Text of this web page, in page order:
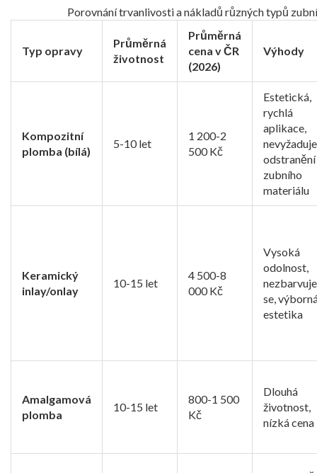
Porovnání trvanlivosti a nákladů různých typů
Typ opravy
Průměrná
životnost
Průměrná
cena v ČR
(2026)
Výhody
Kompozitní
plomba (bílá)
5-10 let
1 200-2
500 Kč
Estetická,
rychlá
aplikace,
nevyžaduje
odstranění
zubního
materiálu
Keramický
inlay/onlay
10-15 let
4 500-8
000 Kč
Vysoká
odolnost,
nezbarvuje
se,
estetika
Amalgamová
plomba
10-15 let
800-1 500
Kč
Dlouhá
životnost,
nízká cena